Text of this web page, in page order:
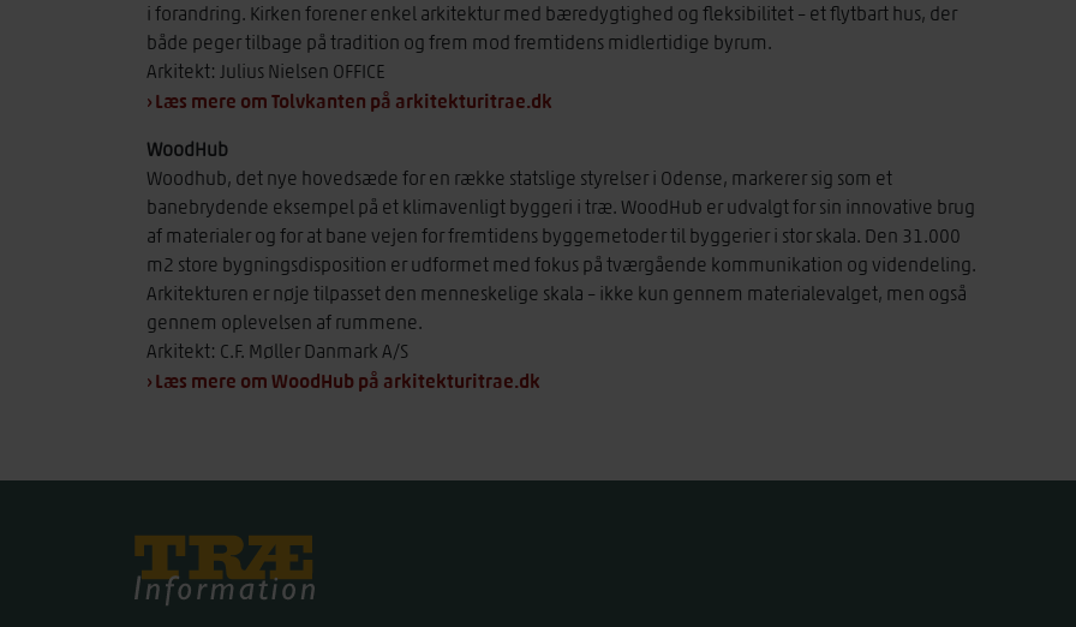
i forandring. Kirken forener enkel arkitektur med bæredygtighed og fleksibilitet – et flytbart hus, der
både peger tilbage på tradition og frem mod fremtidens midlertidige byrum.
Arkitekt: Julius Nielsen OFFICE
› Læs mere om Tolvkanten på arkitekturitrae.dk
WoodHub
Woodhub, det nye hovedsæde for en række statslige styrelser i Odense, markerer sig som et
banebrydende eksempel på et klimavenligt byggeri i træ. WoodHub er udvalgt for sin innovative brug
af materialer og for at bane vejen for fremtidens byggemetoder til byggerier i stor skala. Den 31.000
m2 store bygningsdisposition er udformet med fokus på tværgående kommunikation og videndeling.
Arkitekturen er nøje tilpasset den menneskelige skala – ikke kun gennem materialevalget, men også
gennem oplevelsen af rummene.
Arkitekt: C.F. Møller Danmark A/S
› Læs mere om WoodHub på arkitekturitrae.dk